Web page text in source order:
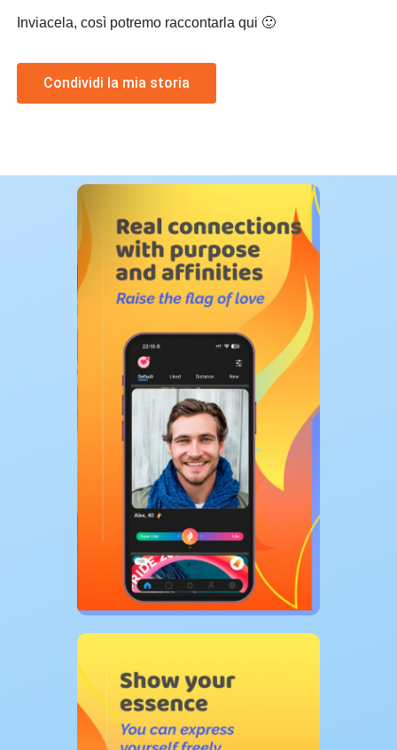
Inviacela, così potremo raccontarla qui 🙂
Condividi la mia storia